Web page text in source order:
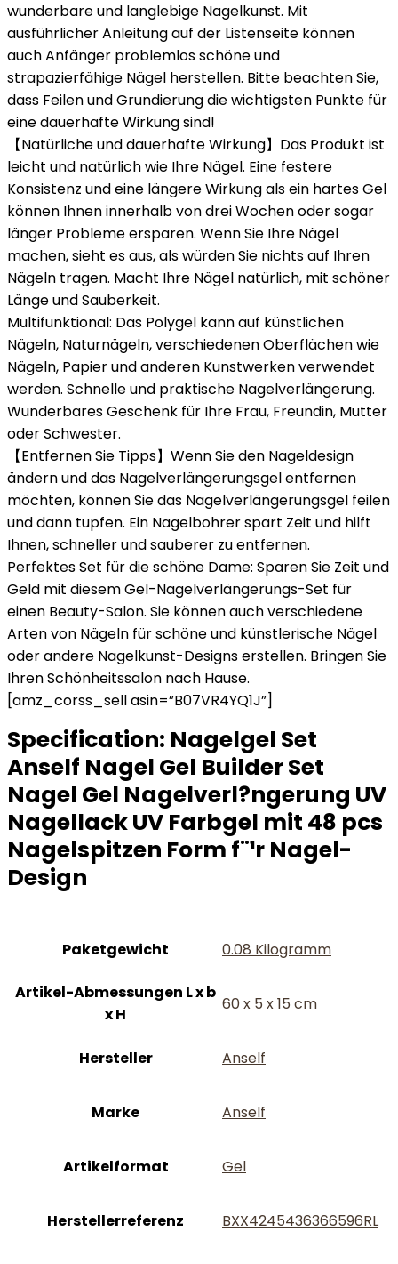
wunderbare und langlebige Nagelkunst. Mit
ausführlicher Anleitung auf der Listenseite können
auch Anfänger problemlos schöne und
strapazierfähige Nägel herstellen. Bitte beachten Sie,
dass Feilen und Grundierung die wichtigsten Punkte für
eine dauerhafte Wirkung sind!
【Natürliche und dauerhafte Wirkung】Das Produkt ist
leicht und natürlich wie Ihre Nägel. Eine festere
Konsistenz und eine längere Wirkung als ein hartes Gel
können Ihnen innerhalb von drei Wochen oder sogar
länger Probleme ersparen. Wenn Sie Ihre Nägel
machen, sieht es aus, als würden Sie nichts auf Ihren
Nägeln tragen. Macht Ihre Nägel natürlich, mit schöner
Länge und Sauberkeit.
Multifunktional: Das Polygel kann auf künstlichen
Nägeln, Naturnägeln, verschiedenen Oberflächen wie
Nägeln, Papier und anderen Kunstwerken verwendet
werden. Schnelle und praktische Nagelverlängerung.
Wunderbares Geschenk für Ihre Frau, Freundin, Mutter
oder Schwester.
【Entfernen Sie Tipps】Wenn Sie den Nageldesign
ändern und das Nagelverlängerungsgel entfernen
möchten, können Sie das Nagelverlängerungsgel feilen
und dann tupfen. Ein Nagelbohrer spart Zeit und hilft
Ihnen, schneller und sauberer zu entfernen.
Perfektes Set für die schöne Dame: Sparen Sie Zeit und
Geld mit diesem Gel-Nagelverlängerungs-Set für
einen Beauty-Salon. Sie können auch verschiedene
Arten von Nägeln für schöne und künstlerische Nägel
oder andere Nagelkunst-Designs erstellen. Bringen Sie
Ihren Schönheitssalon nach Hause.
[amz_corss_sell asin=”B07VR4YQ1J”]
Specification: Nagelgel Set
Anself Nagel Gel Builder Set
Nagel Gel Nagelverl?ngerung UV
Nagellack UV Farbgel mit 48 pcs
Nagelspitzen Form f¨¹r Nagel-
Design
Paketgewicht ‎0.08 Kilogramm
Artikel-Abmessungen L x b
x H
‎60 x 5 x 15 cm
Hersteller ‎Anself
Marke ‎Anself
Artikelformat ‎Gel
Herstellerreferenz ‎BXX4245436366596RL